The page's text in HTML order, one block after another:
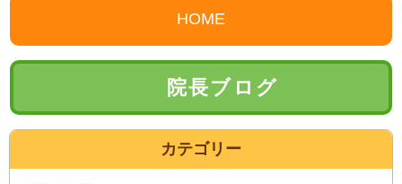
HOME
院長ブログ
カテゴリー